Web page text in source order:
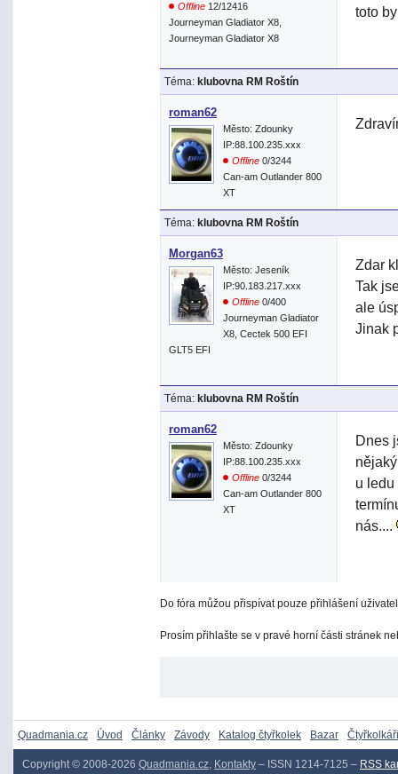
Offline 12/12416
Journeyman Gladiator X8,
Journeyman Gladiator X8
toto
Téma: klubovna RM Roštín
roman62
Město: Zdounky
IP:88.100.235.xxx
Offline 0/3244
Can-am Outlander 800
XT
Téma: klubovna RM Roštín
Morgan63
Město: Jeseník
IP:90.183.217.xxx
Offline 0/400
Journeyman Gladiator
X8, Cectek 500 EFI
GLT5 EFI
Zdar
Tak
ale
Jinak
Téma: klubovna RM Roštín
roman62
Město: Zdounky
IP:88.100.235.xxx
Offline 0/3244
Can-am Outlander 800
XT
Dnes
u
nás....
Do fóra můžou přispívat pouze přihlášení
Prosím přihlašte se v pravé horní části stránek
Quadmania.cz Úvod Články Závody Katalog čtyřkolek Bazar Čtyřkolkáři
Copyright © 2008-2026 Quadmania.cz, Kontakty – ISSN 1214-7125 – RSS